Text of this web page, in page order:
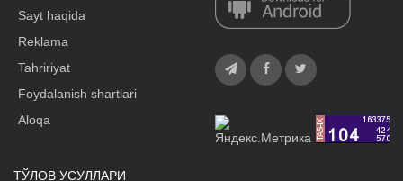
Sayt haqida
Reklama
Tahririyat
Foydalanish shartlari
Aloqa
ТЎЛОВ УСУЛЛАРИ